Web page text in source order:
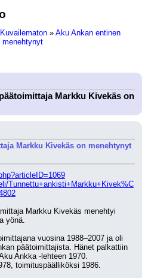
Kuvailematon » Aku Ankan entinen
menehtynyt
Markku Kivekäs on
Markku Kivekäs on menehtynyt
Tunnettu+ankisti+Markku+Kivek%C
Markku Kivekäs menehtyi
yönä.
vuosina 1988–2007 ja oli
päätoimittajista. Hänet palkattiin
Ankka -lehteen 1970.
toimituspäälliköksi 1986.